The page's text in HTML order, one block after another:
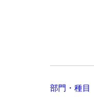
部門・種目